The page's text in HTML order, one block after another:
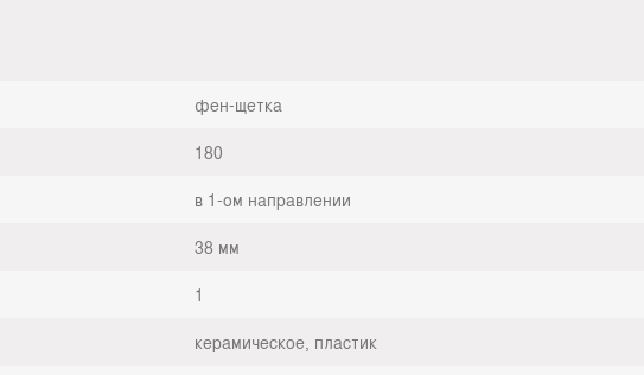
фен-щетка
180
в 1-ом направлении
38 мм
1
керамическое, пластик